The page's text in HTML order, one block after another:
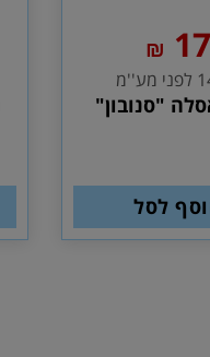
17
₪
"סנובון"
לסל